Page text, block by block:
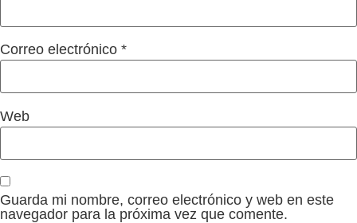
Correo electrónico *
Web
Guarda mi nombre, correo electrónico y web en este
navegador para la próxima vez que comente.